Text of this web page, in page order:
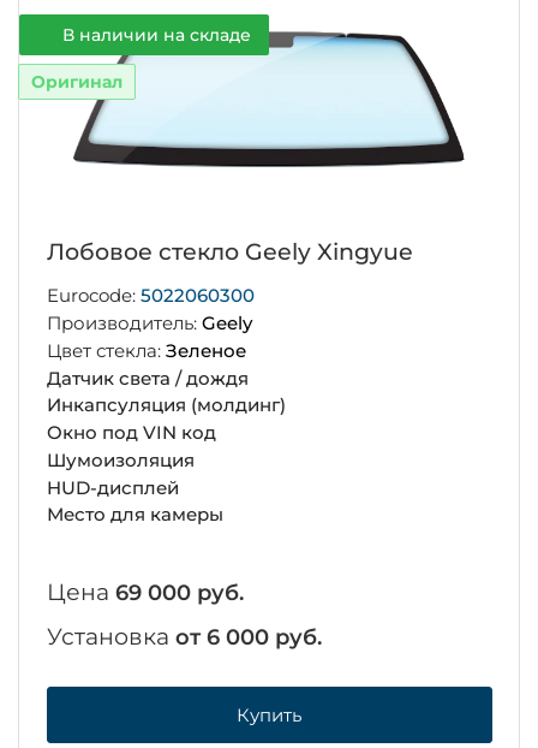
В наличии на складе
Оригинал
Лобовое стекло Geely Xingyue
Eurocode: 5022060300
Производитель: Geely
Цвет стекла: Зеленое
Датчик света / дождя
Инкапсуляция (молдинг)
Окно под VIN код
Шумоизоляция
HUD-дисплей
Место для камеры
Цена 69 000 руб.
Установка от 6 000 руб.
Купить